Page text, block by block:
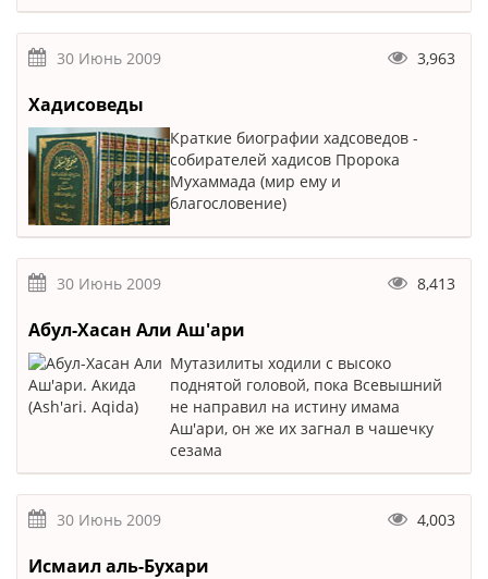
30 Июнь 2009 3,963
Хадисоведы
Краткие биографии хадсоведов -
собирателей хадисов Пророка
Мухаммада (мир ему и
благословение)
30 Июнь 2009 8,413
Абул-Хасан Али Аш'ари
Мутазилиты ходили с высоко
поднятой головой, пока Всевышний
не направил на истину имама
Аш'ари, он же их загнал в чашечку
сезама
30 Июнь 2009 4,003
Исмаил аль-Бухари